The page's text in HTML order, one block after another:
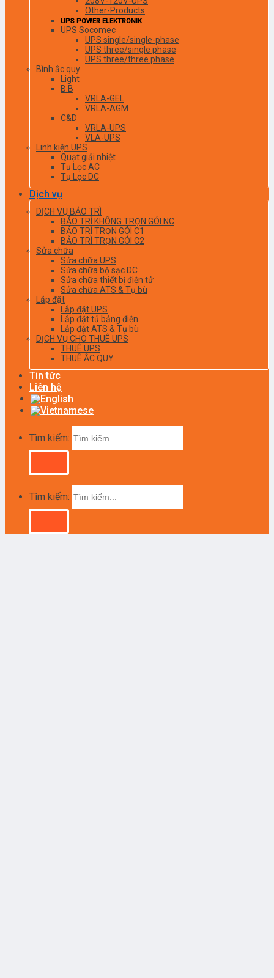
Other-Products
UPS POWER ELEKTRONIK
UPS Socomec
UPS single/single-phase
UPS three/single phase
UPS three/three phase
Bình ắc quy
Light
B.B
VRLA-GEL
VRLA-AGM
C&D
VRLA-UPS
VLA-UPS
Linh kiện UPS
Quạt giải nhiệt
Tụ Lọc AC
Tụ Lọc DC
Dịch vụ
DỊCH VỤ BẢO TRÌ
BẢO TRÌ KHÔNG TRỌN GÓI NC
BẢO TRÌ TRỌN GÓI C1
BẢO TRÌ TRỌN GÓI C2
Sửa chữa
Sửa chữa UPS
Sửa chữa bộ sạc DC
Sửa chữa thiết bị điện tử
Sửa chữa ATS & Tụ bù
Lắp đặt
Lắp đặt UPS
Lắp đặt tủ bảng điện
Lắp đặt ATS & Tụ bù
DỊCH VỤ CHO THUÊ UPS
THUÊ UPS
THUÊ ẮC QUY
Tin tức
Liên hệ
Tìm kiếm:
Tìm kiếm: